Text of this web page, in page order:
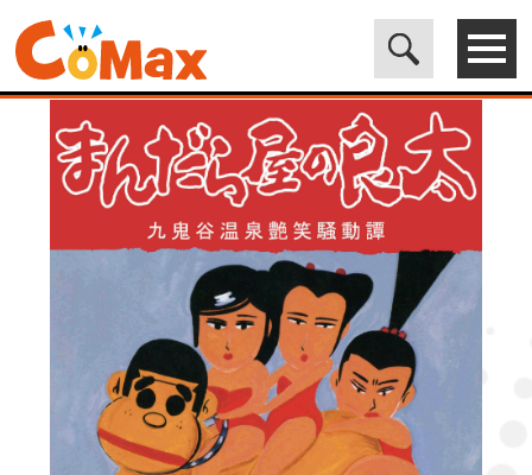
電子書籍マンガ CoMax(コマックス)公式サイト - 株式会社ICE>
LEGEND> まんだら屋の良太38